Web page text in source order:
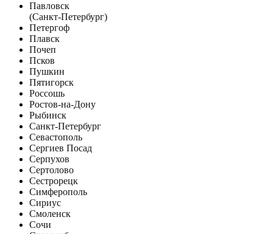
Павловск
(Санкт-Петербург)
Петергоф
Плавск
Почеп
Псков
Пушкин
Пятигорск
Россошь
Ростов-на-Дону
Рыбинск
Санкт-Петербург
Севастополь
Сергиев Посад
Серпухов
Сертолово
Сестрорецк
Симферополь
Сириус
Смоленск
Сочи